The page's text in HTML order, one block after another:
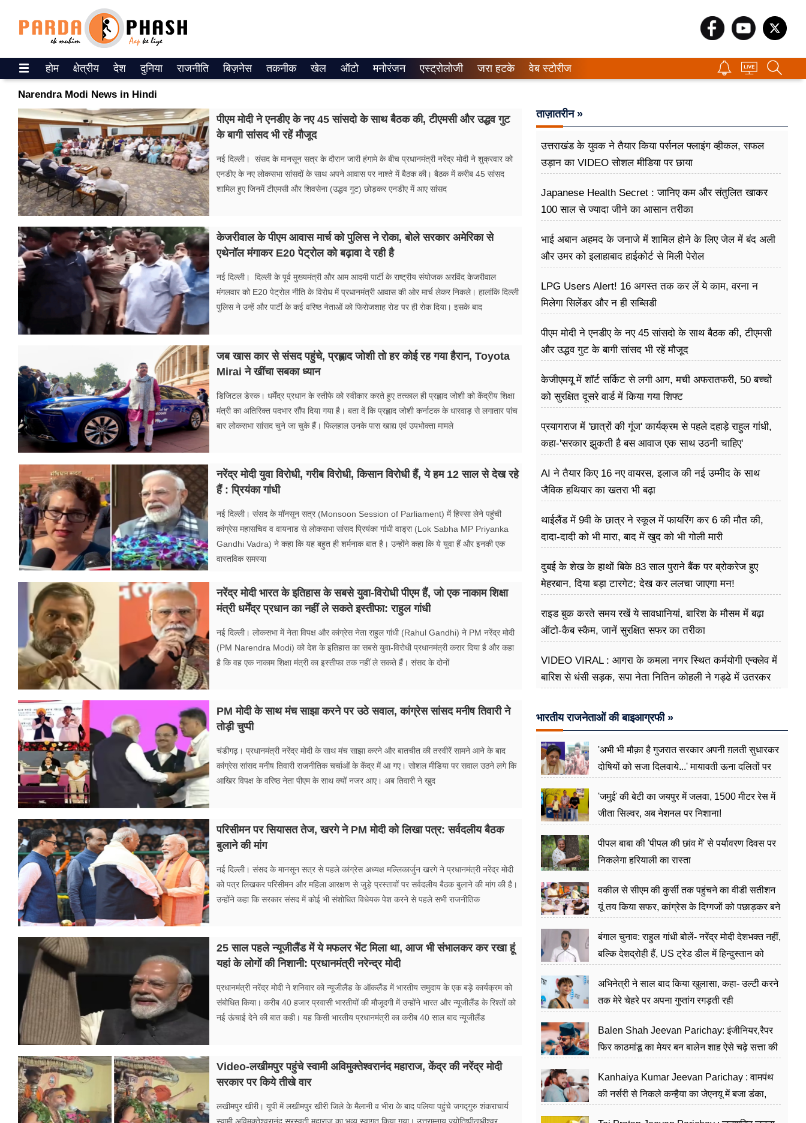
ePaper
वेब स्टोरीज
उत्तर प्रदेश
गैलरी
वीडियो
रिलेशनशिप
जीवन मंत्रा
फूड
ब्‍यूटी
शिक्षा
अन्य खबरें
होम क्षेत्रीय देश दुनिया राजनीति बिज़नेस तकनीक खेल ऑटो मनोरंजन एस्ट्रोलोजी जरा हटके वेब स्टोरीज
Narendra Modi News in Hindi
पीएम मोदी ने एनडीए के नए 45 सांसदो के साथ बैठक की, टीएमसी और उद्धव गुट
के बागी सांसद भी रहें मौजूद
नई दिल्ली। संसद के मानसून सत्र के दौरान जारी हंगामे के बीच प्रधानमंत्री नरेंद्र मोदी ने शुक्रवार को
एनडीए के नए लोकसभा सांसदों के साथ अपने आवास पर नाश्ते में बैठक की। बैठक में करीब 45 सांसद
शामिल हुए जिनमें टीएमसी और शिवसेना (उद्धव गुट) छोड़कर एनडीए में आए सांसद
केजरीवाल के ​पीएम आवास मार्च को पुलिस ने रोका, बोले सरकार अमेरिका से
एथेनॉल मंगाकर E20 पेट्रोल को बढ़ावा दे रही है
नई दिल्ली। दिल्ली के पूर्व मुख्यमंत्री और आम आदमी पार्टी के राष्ट्रीय संयोजक अरविंद केजरीवाल
मंगलवार को E20 पेट्रोल नीति के विरोध में प्रधानमंत्री आवास की ओर मार्च लेकर निकले। हालांकि दिल्ली
पुलिस ने उन्हें और पार्टी के कई वरिष्ठ नेताओं को फिरोजशाह रोड पर ही रोक दिया। इसके बाद
जब खास कार से संसद पहुंचे, प्रह्लाद जोशी तो हर कोई रह गया हैरान, Toyota
Mirai ने खींचा सबका ध्यान
डिजिटल डेस्क। धर्मेंद्र प्रधान के स्तीफे को स्वीकार करते हुए तत्काल ही प्रह्लाद जोशी को केंद्रीय शिक्षा
मंत्री का अतिरिक्त पदभार सौंप दिया गया है। बता दें कि प्रह्लाद जोशी कर्नाटक के धारवाड़ से लगातार पांच
बार लोकसभा सांसद चुने जा चुके हैं। फिलहाल उनके पास खाद्य एवं उपभोक्ता मामले
नरेंद्र मोदी युवा विरोधी, गरीब विरोधी, किसान विरोधी हैं, ये हम 12 साल से देख रहे
हैं : प्रियंका गांधी
नई दिल्ली। संसद के मॉनसून सत्र (Monsoon Session of Parliament) में हिस्सा लेने पहुंची
कांग्रेस महासचिव व वायनाड से लोकसभा सांसद प्रियंका गांधी वाड्रा (Lok Sabha MP Priyanka
Gandhi Vadra) ने कहा कि यह बहुत ही शर्मनाक बात है। उन्होंने कहा कि ये युवा हैं और इनकी एक
वास्तविक समस्या
नरेंद्र मोदी भारत के इतिहास के सबसे युवा-विरोधी पीएम हैं, जो एक नाकाम शिक्षा
मंत्री धर्मेंद्र प्रधान का नहीं ले सकते इस्तीफा: राहुल गांधी
नई दिल्ली। लोकसभा में नेता विपक्ष और कांग्रेस नेता राहुल गांधी (Rahul Gandhi) ने PM नरेंद्र मोदी
(PM Narendra Modi) को देश के इतिहास का सबसे युवा-विरोधी प्रधानमंत्री करार दिया है और कहा
है कि वह एक नाकाम शिक्षा मंत्री का इस्तीफा तक नहीं ले सकते हैं। संसद के दोनों
PM मोदी के साथ मंच साझा करने पर उठे सवाल, कांग्रेस सांसद मनीष तिवारी ने
तोड़ी चुप्पी
चंडीगढ़। प्रधानमंत्री नरेंद्र मोदी के साथ मंच साझा करने और बातचीत की तस्वीरें सामने आने के बाद
कांग्रेस सांसद मनीष तिवारी राजनीतिक चर्चाओं के केंद्र में आ गए। सोशल मीडिया पर सवाल उठने लगे कि
आखिर विपक्ष के वरिष्ठ नेता पीएम के साथ क्यों नजर आए। अब तिवारी ने खुद
परिसीमन पर सियासत तेज, खरगे ने PM मोदी को लिखा पत्र: सर्वदलीय बैठक
बुलाने की मांग
नई दिल्ली। संसद के मानसून सत्र से पहले कांग्रेस अध्यक्ष मल्लिकार्जुन खरगे ने प्रधानमंत्री नरेंद्र मोदी
को पत्र लिखकर परिसीमन और महिला आरक्षण से जुड़े प्रस्तावों पर सर्वदलीय बैठक बुलाने की मांग की है।
उन्होंने कहा कि सरकार संसद में कोई भी संशोधित विधेयक पेश करने से पहले सभी राजनीतिक
25 साल पहले न्यूजीलैंड में ये मफलर भेंट मिला था, आज भी संभालकर कर रखा हूं
यहां के लोगों की निशानी: प्रधानमंत्री नरेन्द्र मोदी
प्रधानमंत्री नरेंद्र मोदी ने शनिवार को न्यूजीलैंड के ऑकलैंड में भारतीय समुदाय के एक बड़े कार्यक्रम को
संबोधित किया। करीब 40 हजार प्रवासी भारतीयों की मौजूदगी में उन्होंने भारत और न्यूजीलैंड के रिश्तों को
नई ऊंचाई देने की बात कही। यह किसी भारतीय प्रधानमंत्री का करीब 40 साल बाद न्यूजीलैंड
Video-लखीमपुर पहुंचे स्वामी अविमुक्तेश्वरानंद महाराज, केंद्र की नरेंद्र मोदी
सरकार पर किये तीखे वार
लखीमपुर खीरी। यूपी में लखीमपुर खीरी जिले के मैलानी व भीरा के बाद पलिया पहुंचे जगद्गुरु शंकराचार्य
स्वामी अविमुक्तेश्वरानंद सरस्वती महाराज का भव्य स्वागत किया गया। उत्तराम्नाय ज्योतिष्पीठाधीश्वर
ताज़ातरीन »
उत्तराखंड के युवक ने तैयार किया पर्सनल फ्लाइंग व्हीकल, सफल
उड़ान का VIDEO सोशल मीडिया पर छाया
Japanese Health Secret : जानिए कम और संतुलित खाकर
100 साल से ज्यादा जीने का आसान तरीका
भाई अबान अहमद के जनाजे में शामिल होने के लिए जेल में बंद अली
और उमर को इलाहाबाद हाईकोर्ट से मिली पेरोल
LPG Users Alert! 16 अगस्त तक कर लें ये काम, वरना न
मिलेगा सिलेंडर और न ही सब्सिडी
पीएम मोदी ने एनडीए के नए 45 सांसदो के साथ बैठक की, टीएमसी
और उद्धव गुट के बागी सांसद भी रहें मौजूद
केजीएमयू में शॉर्ट सर्किट से लगी आग, मची अफरातफरी, 50 बच्चों
को सुरक्षित दूसरे वार्ड में किया गया शिफ्ट
प्रयागराज में 'छात्रों की गूंज' कार्यक्रम से पहले दहाड़े राहुल गांधी,
कहा-'सरकार झुकती है बस आवाज एक साथ उठनी चाहिए'
AI ने तैयार किए 16 नए वायरस, इलाज की नई उम्मीद के साथ
जैविक हथियार का खतरा भी बढ़ा
थाईलैंड में 9वी के छात्र ने स्कूल में फायरिंग कर 6 की मौत की,
दादा-दादी को भी मारा, बाद में खुद को भी गोली मारी
दुबई के शेख के हाथों बिके 83 साल पुराने बैंक पर ब्रोकरेज हुए
मेहरबान, दिया बड़ा टारगेट; देख कर ललचा जाएगा मन!
राइड बुक करते समय रखें ये सावधानियां, बारिश के मौसम में बढ़ा
ऑटो-कैब स्कैम, जानें सुरक्षित सफर का तरीका
VIDEO VIRAL : आगरा के कमला नगर स्थित कर्मयोगी एन्क्लेव में
बारिश से धंसी सड़क, सपा नेता नितिन कोहली ने गड्ढे में उतरकर
भारतीय राजनेताओं की बाइआग्रफी »
'अभी भी मौक़ा है गुजरात सरकार अपनी ग़लती सुधारकर
दोषियों को सजा दिलवाये...' मायावती ऊना दलितों पर
'जमुई' की बेटी का जयपुर में जलवा, 1500 मीटर रेस में
जीता सिल्वर, अब नेशनल पर निशाना!
पीपल बाबा की 'पीपल की छांव में' से पर्यावरण दिवस पर
निकलेगा हरियाली का रास्ता
वकील से सीएम की कुर्सी तक पहुंचने का वीडी सतीशन
यूं तय किया सफर, कांग्रेस के दिग्गजों को पछाड़कर बने
बंगाल चुनाव: राहुल गांधी बोलें- नरेंद्र मोदी देशभक्त नहीं,
बल्कि देशद्रोही हैं, US ट्रेड डील में हिन्दुस्तान को
अभिनेत्री ने साल बाद किया खुलासा, कहा- उल्टी करने
तक मेरे चेहरे पर अपना गुप्तांग रगड़ती रही
Balen Shah Jeevan Parichay: इंजीनियर,रैपर
फिर काठमांडू का मेयर बन बालेन शाह ऐसे चढ़े सत्ता की
Kanhaiya Kumar Jeevan Parichay : वामपंथ
की नर्सरी से निकले कन्हैया का जेएनयू में बजा डंका,